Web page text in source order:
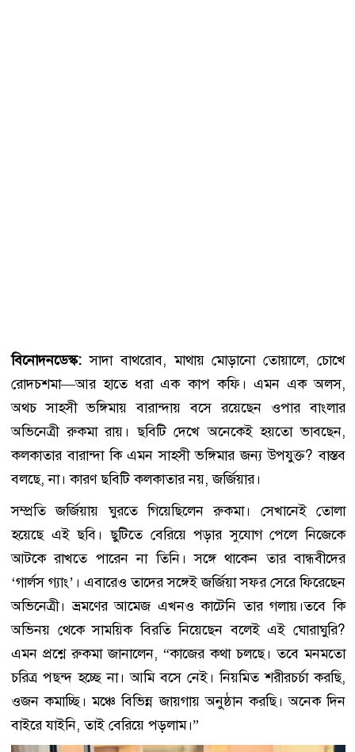
বিনোদনডেস্ক:সাদা বাথরোব, মাথায় মোড়ানো তোয়ালে, চোখে
রোদচশমা—আর হাতে ধরা এক কাপ কফি। এমন এক অলস,
অথচ সাহসী ভঙ্গিমায় বারান্দায় বসে রয়েছেন ওপার বাংলার
অভিনেত্রী রুকমা রায়। ছবিটি দেখে অনেকেই হয়তো ভাবছেন,
কলকাতার বারান্দা কি এমন সাহসী ভঙ্গিমার জন্য উপযুক্ত? বাস্তব
বলছে, না। কারণ ছবিটি কলকাতার নয়, জর্জিয়ার।
সম্প্রতি জর্জিয়ায় ঘুরতে গিয়েছিলেন রুকমা। সেখানেই তোলা
হয়েছে এই ছবি। ছুটিতে বেরিয়ে পড়ার সুযোগ পেলে নিজেকে
আটকে রাখতে পারেন না তিনি। সঙ্গে থাকেন তার বান্ধবীদের
‘গার্লস গ্যাং’। এবারেও তাদের সঙ্গেই জর্জিয়া সফর সেরে ফিরেছেন
অভিনেত্রী। ভ্রমণের আমেজ এখনও কাটেনি তার গলায়।তবে কি
অভিনয় থেকে সাময়িক বিরতি নিয়েছেন বলেই এই ঘোরাঘুরি?
এমন প্রশ্নে রুকমা জানালেন, “কাজের কথা চলছে। তবে মনমতো
চরিত্র পছন্দ হচ্ছে না। আমি বসে নেই। নিয়মিত শরীরচর্চা করছি,
ওজন কমাচ্ছি। মঞ্চে বিভিন্ন জায়গায় অনুষ্ঠান করছি। অনেক দিন
বাইরে যাইনি, তাই বেরিয়ে পড়লাম।”